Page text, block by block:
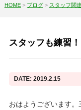
HOME> ブログ> スタッフ関連
スタッフも練習！
DATE: 2019.2.15
おはようございます。